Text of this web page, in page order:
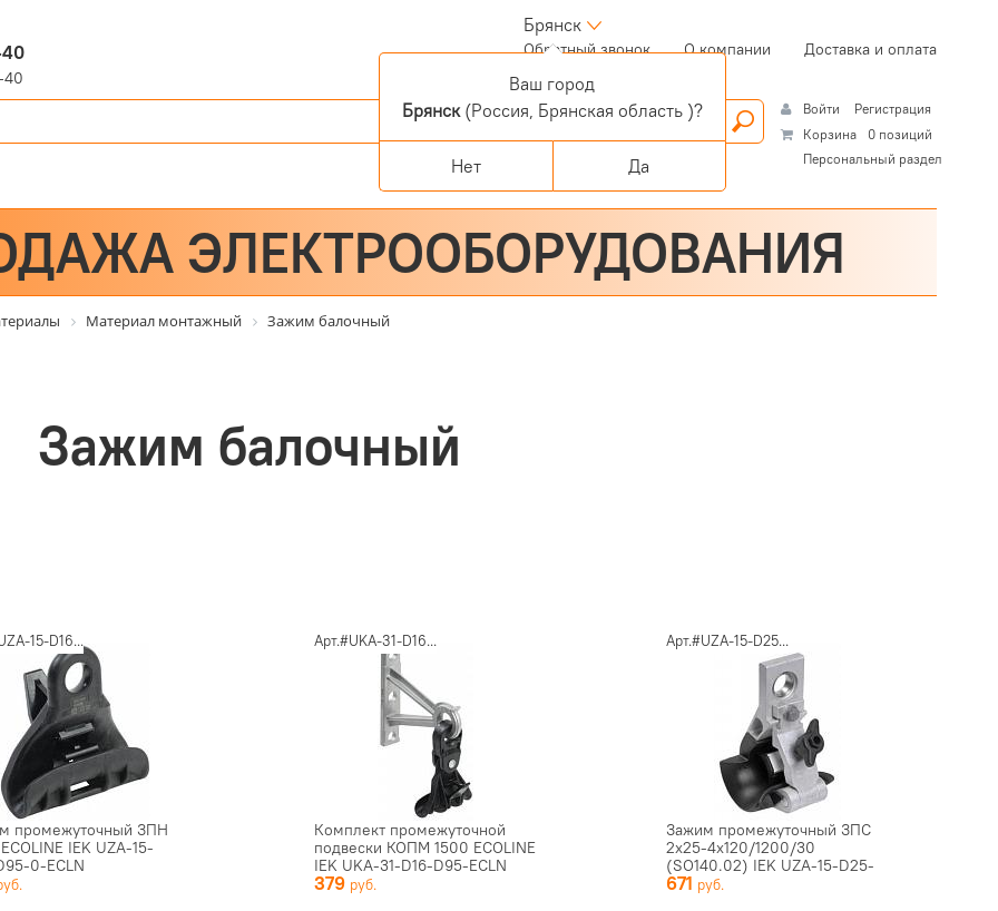
40
Брянск
Обратный звонок(current)О компании Доставка и оплата
Войти
Регистрация
Корзина
0 позиций
Персональный раздел
ЭЛЕКТРООБОРУДОВАНИЯ
Материал монтажный Зажим балочный
Зажим балочный
15-D16...
промежуточный ЗПН
IEK UZA-15-
0-ECLN
Арт.#UKA-31-D16...
Комплект промежуточной
подвески КОПМ 1500 ECOLINE
IEK UKA-31-D16-D95-ECLN
379
Арт.#UZA-15-D25...
Зажим промежуточный ЗПС
2х25-4х120/1200/30
(SO140.02) IEK UZA-15-D25-
D120-9...
671
Ваш город
Брянск(Россия, Брянская область )?
Нет Да